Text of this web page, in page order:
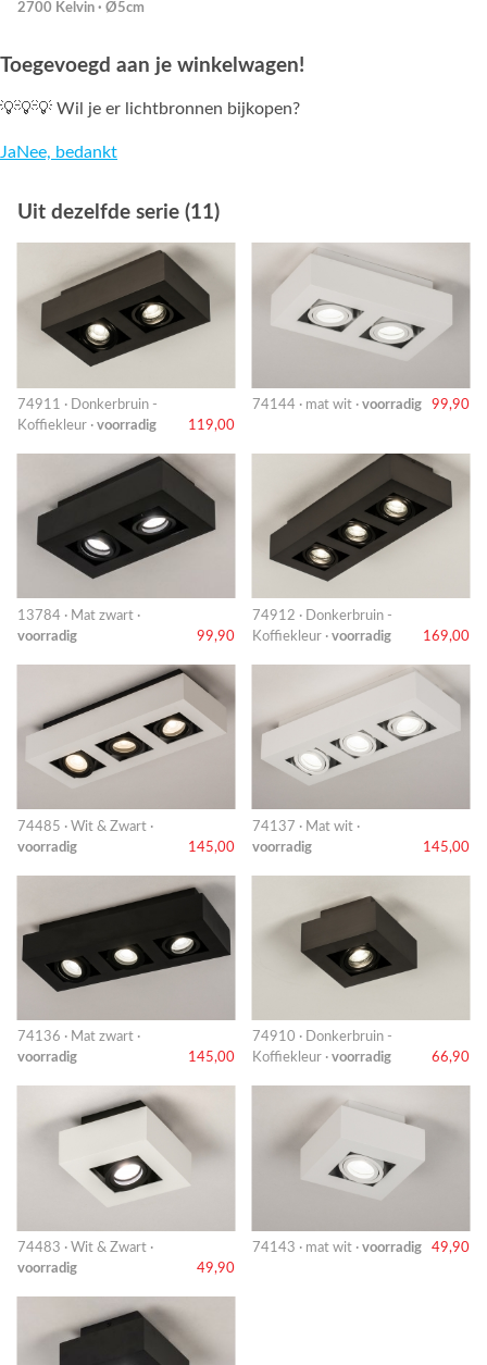
2700 Kelvin · Ø5cm
Toegevoegd aan je winkelwagen!
💡💡💡 Wil je er lichtbronnen bijkopen?
JaNee, bedankt
Uit dezelfde serie (11)
74911 · Donkerbruin -
Koffiekleur · voorradig 119,00
74144 · mat wit · voorradig 99,90
13784 · Mat zwart ·
voorradig
99,90
74912 · Donkerbruin -
Koffiekleur · voorradig 169,00
74485 · Wit & Zwart ·
voorradig
145,00
74137 · Mat wit ·
voorradig
145,00
74136 · Mat zwart ·
voorradig
145,00
74910 · Donkerbruin -
Koffiekleur · voorradig 66,90
74483 · Wit & Zwart ·
voorradig
49,90
74143 · mat wit · voorradig 49,90